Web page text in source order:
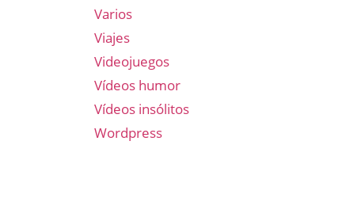
Varios
Viajes
Videojuegos
Vídeos humor
Vídeos insólitos
Wordpress